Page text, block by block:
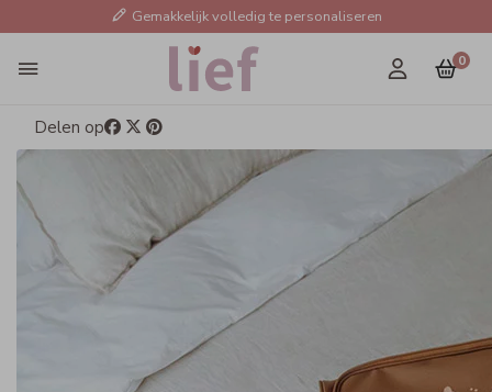
Gemakkelijk volledig te personaliseren
0
Delen op